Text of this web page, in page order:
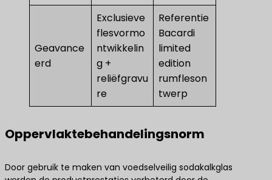
Geavance
erd
Exclusieve
flesvormo
ntwikkelin
g +
reliëfgravu
re
Referentie
Bacardi
limited
edition
rumfleson
twerp
Oppervlaktebehandelingsnorm
Door gebruik te maken van voedselveilig sodakalkglas